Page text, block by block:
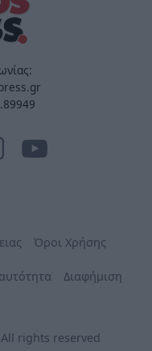
Όροι Χρήσης
Διαφήμιση
rights reserved